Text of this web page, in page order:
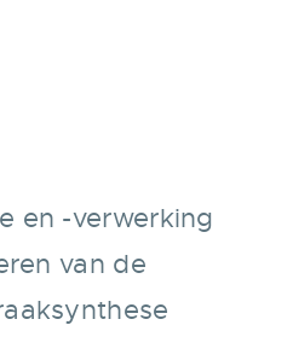
en -verwerking
van de